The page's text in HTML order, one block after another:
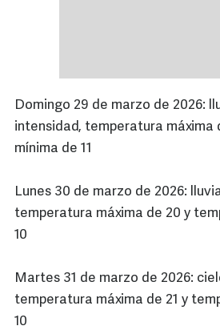
Domingo 29 de marzo de 2026:
intensidad, temperatura máxima
mínima de 11
Lunes 30 de marzo de 2026:
temperatura máxima de 20 y
10
Martes 31 de marzo de 2026:
temperatura máxima de 21 y
10